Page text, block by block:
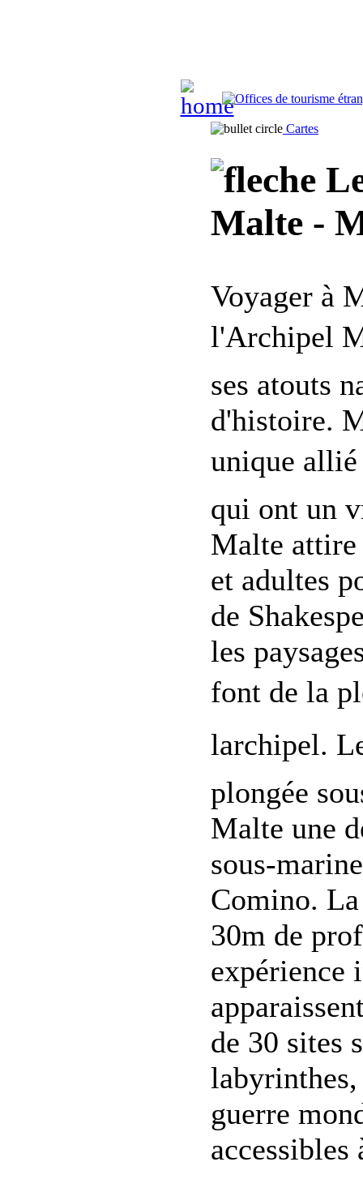
Cartes
Malte -
Voyager à
l'Archipel
ses atouts
d'histoire.
unique allié
qui ont un
Malte attire
et adultes
de
les
font de la
larchipel.
plongée
Malte une
sous-
Comino.
30m de
expérience
de 30 sites
labyrinthes,
guerre
accessibles